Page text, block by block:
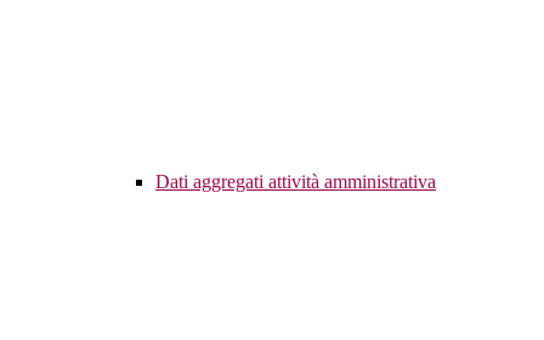
Dati aggregati attività amministrativa